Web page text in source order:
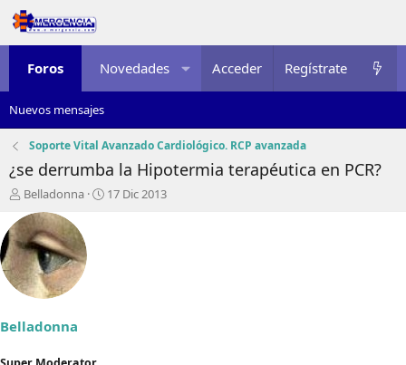
Foros Novedades Multimedia Recursos
Acceder Regístrate
Nuevos mensajes
Soporte Vital Avanzado Cardiológico. RCP avanzada
¿se derrumba la Hipotermia terapéutica en PCR?
I
c
i
a
d
r
Belladonna
F17 Dic 2013
Belladonna